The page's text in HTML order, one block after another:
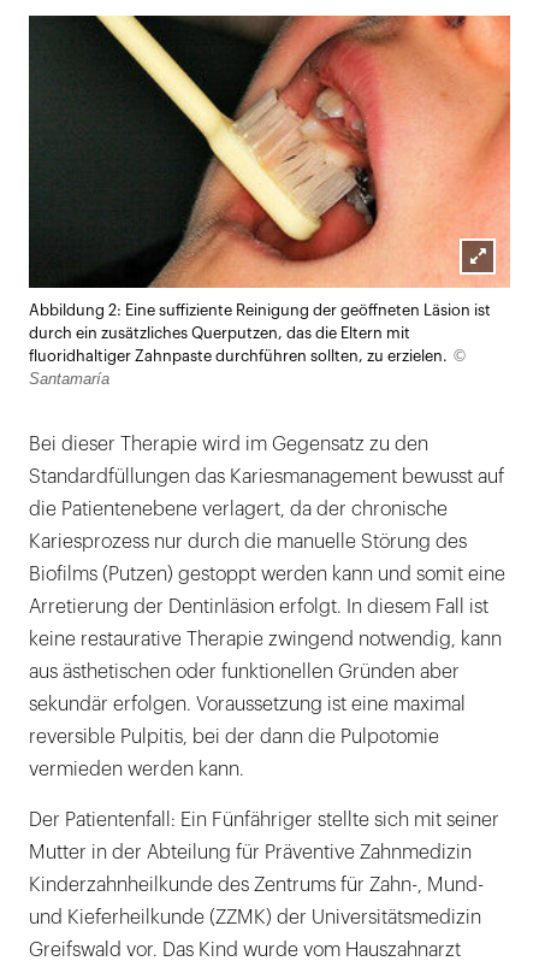
öffnen
Abbildung 2: Eine suffiziente Reinigung der geöffneten Läsion ist
durch ein zusätzliches Querputzen, das die Eltern mit
fluoridhaltiger Zahnpaste durchführen sollten, zu erzielen. ©
Santamaría
Bei dieser Therapie wird im Gegensatz zu den
Standardfüllungen das Kariesmanagement bewusst auf
die Patientenebene verlagert, da der chronische
Kariesprozess nur durch die manuelle Störung des
Biofilms (Putzen) gestoppt werden kann und somit eine
Arretierung der Dentinläsion erfolgt. In diesem Fall ist
keine restaurative Therapie zwingend notwendig, kann
aus ästhetischen oder funktionellen Gründen aber
sekundär erfolgen. Voraussetzung ist eine maximal
reversible Pulpitis, bei der dann die Pulpotomie
vermieden werden kann.
Der Patientenfall: Ein Fünfähriger stellte sich mit seiner
Mutter in der Abteilung für Präventive Zahnmedizin
Kinderzahnheilkunde des Zentrums für Zahn-, Mund-
und Kieferheilkunde (ZZMK) der Universitätsmedizin
Greifswald vor. Das Kind wurde vom Hauszahnarzt